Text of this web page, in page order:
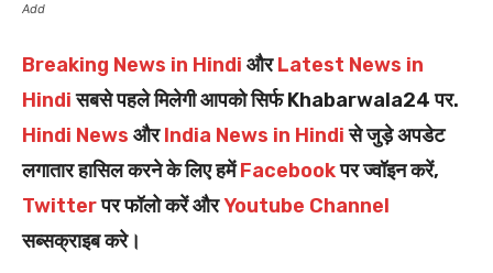
Add
Breaking News in Hindi औरLatest News in
Hindiसबसे पहले मिलेगी आपको सिर्फ Khabarwala24 पर.
Hindi News औरIndia News in Hindiसे जुड़े अपडेट
लगातार हासिल करने के लिए हमेंFacebookपर ज्वॉइन करें,
Twitterपर फॉलो करें औरYoutube Channel
सब्सक्राइब करे।